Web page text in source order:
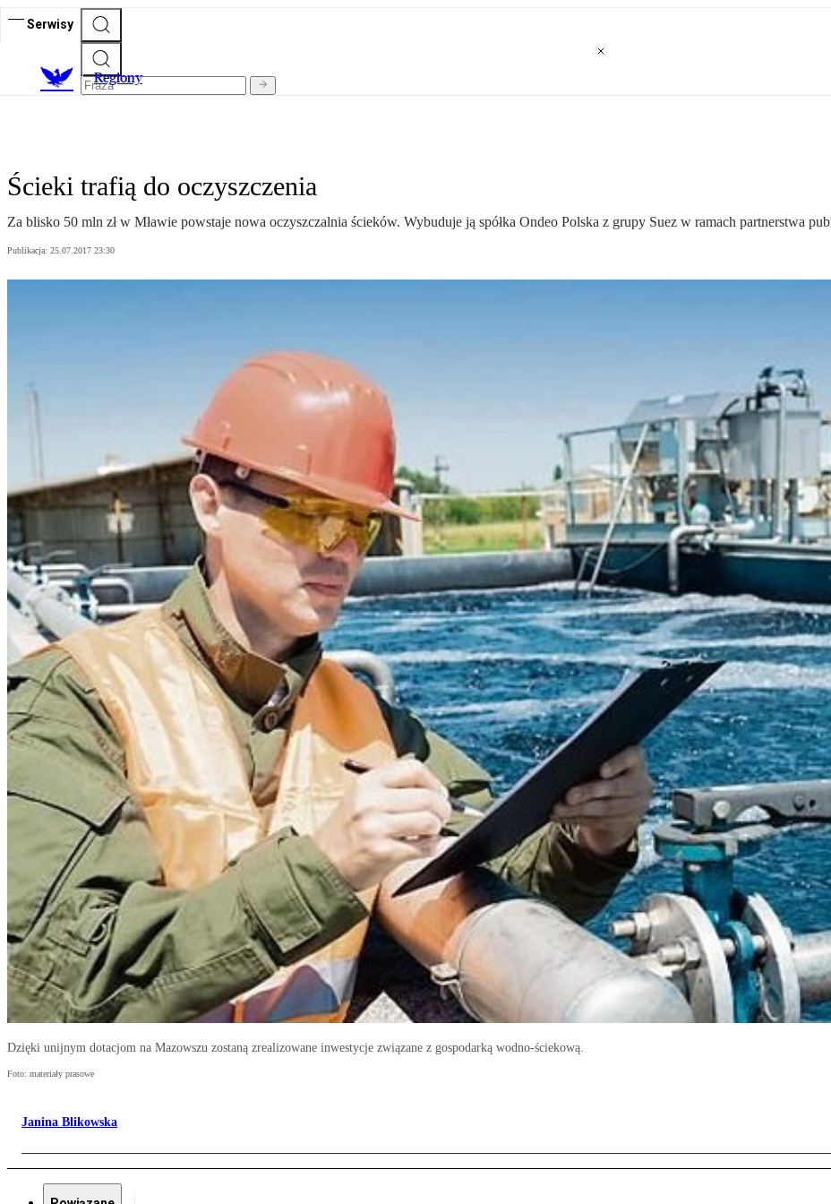
Serwisy
Regiony
Ścieki trafią do oczyszczenia
Za blisko 50 mln zł w Mławie powstaje nowa oczyszczalnia ścieków. Wybuduje ją spółka Ondeo Polska z grupy Suez w ramach partnerstwa
Publikacja: 25.07.2017 23:30
Dzięki unijnym dotacjom na Mazowszu zostaną zrealizowane inwestycje związane z gospodarką wodno-ściekową.
Foto: materiały prasowe
Janina Blikowska